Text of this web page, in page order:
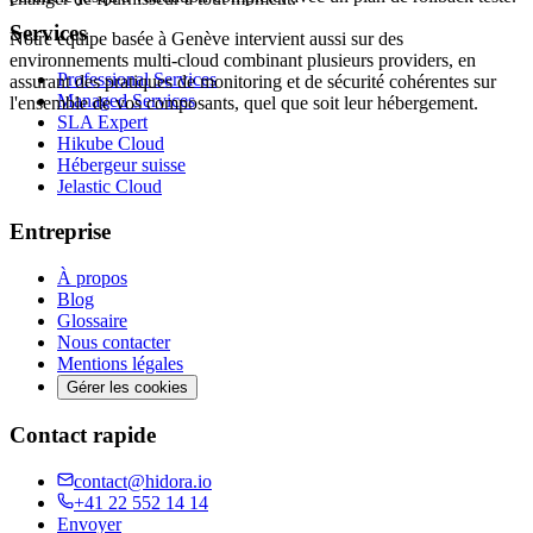
Notre équipe basée à Genève intervient aussi sur des
environnements multi-cloud combinant plusieurs providers, en
assurant des pratiques de monitoring et de sécurité cohérentes sur
l'ensemble de vos composants, quel que soit leur hébergement.
Services
Professional Services
Managed Services
SLA Expert
Hikube Cloud
Hébergeur suisse
Jelastic Cloud
Entreprise
À propos
Blog
Glossaire
Nous contacter
Mentions légales
Gérer les cookies
Contact rapide
contact@hidora.io
+41 22 552 14 14
Envoyer